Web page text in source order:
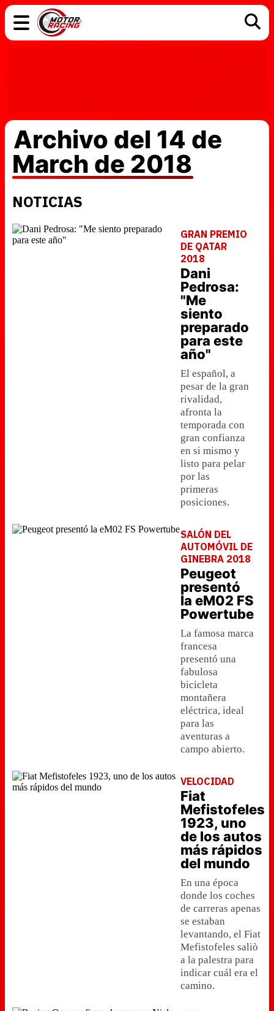
Archivo del 14 de
March de 2018
NOTICIAS
GRAN PREMIO
DE QATAR
2018
Dani
Pedrosa:
"Me
siento
preparado
para este
año"
El español, a
pesar de la gran
rivalidad,
afronta la
temporada con
gran confianza
en si mismo y
listo para pelar
por las
primeras
posiciones.
SALÓN DEL
AUTOMÓVIL DE
GINEBRA 2018
Peugeot
presentó
la eM02 FS
Powertube
La famosa marca
francesa
presentó una
fabulosa
bicicleta
montañera
eléctrica, ideal
para las
aventuras a
campo abierto.
VELOCIDAD
Fiat
Mefistofeles
1923, uno
de los autos
más rápidos
del mundo
En una época
donde los coches
de carreras apenas
se estaban
levantando, el Fiat
Mefistofeles saliò
a la palestra para
indicar cuál era el
camino.